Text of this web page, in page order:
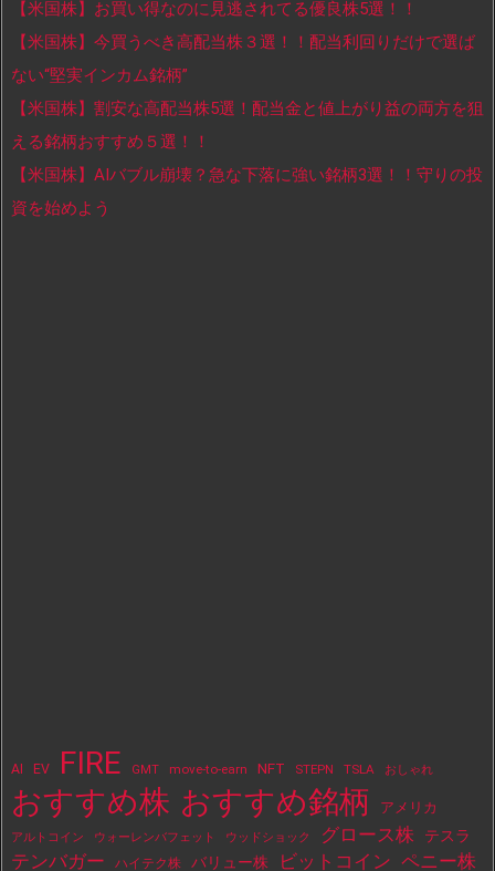
【米国株】お買い得なのに見逃されてる優良株5選！！
【米国株】今買うべき高配当株３選！！配当利回りだけで選ば
ない“堅実インカム銘柄”
【米国株】割安な高配当株5選！配当金と値上がり益の両方を狙
える銘柄おすすめ５選！！
【米国株】AIバブル崩壊？急な下落に強い銘柄3選！！守りの投
資を始めよう
AI EV FIRE GMT move-to-earn NFT STEPN TSLA おしゃれ
おすすめ株 おすすめ銘柄 アメリカ
アルトコイン ウォーレンバフェット ウッドショック グロース株 テスラ
テンバガー ハイテク株 バリュー株 ビットコイン ペニー株